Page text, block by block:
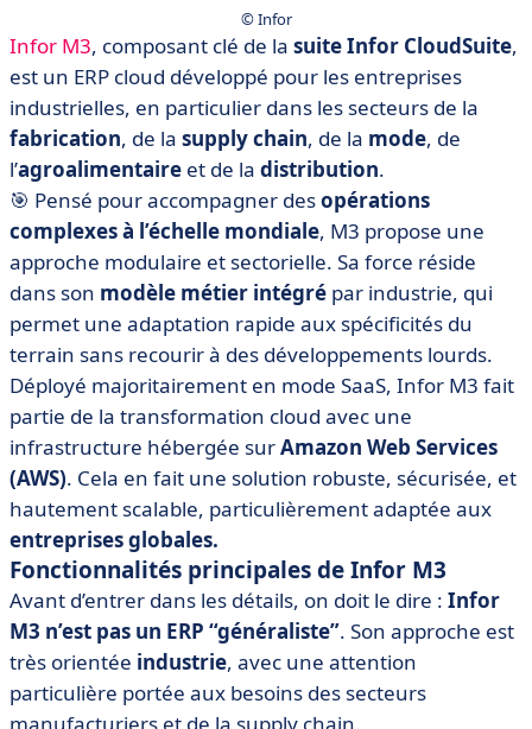
© Infor
Infor M3, composant clé de la suite Infor CloudSuite,
est un ERP cloud développé pour les entreprises
industrielles, en particulier dans les secteurs de la
fabrication, de la supply chain, de la mode, de
l’agroalimentaire et de la distribution.
🎯 Pensé pour accompagner desopérations
complexes à l’échelle mondiale, M3 propose une
approche modulaire et sectorielle. Sa force réside
dans son modèle métier intégré par industrie, qui
permet une adaptation rapide aux spécificités du
terrain sans recourir à des développements lourds.
Déployé majoritairement en mode SaaS, Infor M3 fait
partie de la transformation cloud avec une
infrastructure hébergée surAmazon Web Services
(AWS). Cela en fait une solution robuste, sécurisée, et
hautement scalable, particulièrement adaptée aux
entreprises globales.
Fonctionnalités principales de Infor M3
Avant d’entrer dans les détails, on doit le dire : Infor
M3 n’est pas un ERP “généraliste”. Son approche est
très orientée industrie, avec une attention
particulière portée aux besoins des secteurs